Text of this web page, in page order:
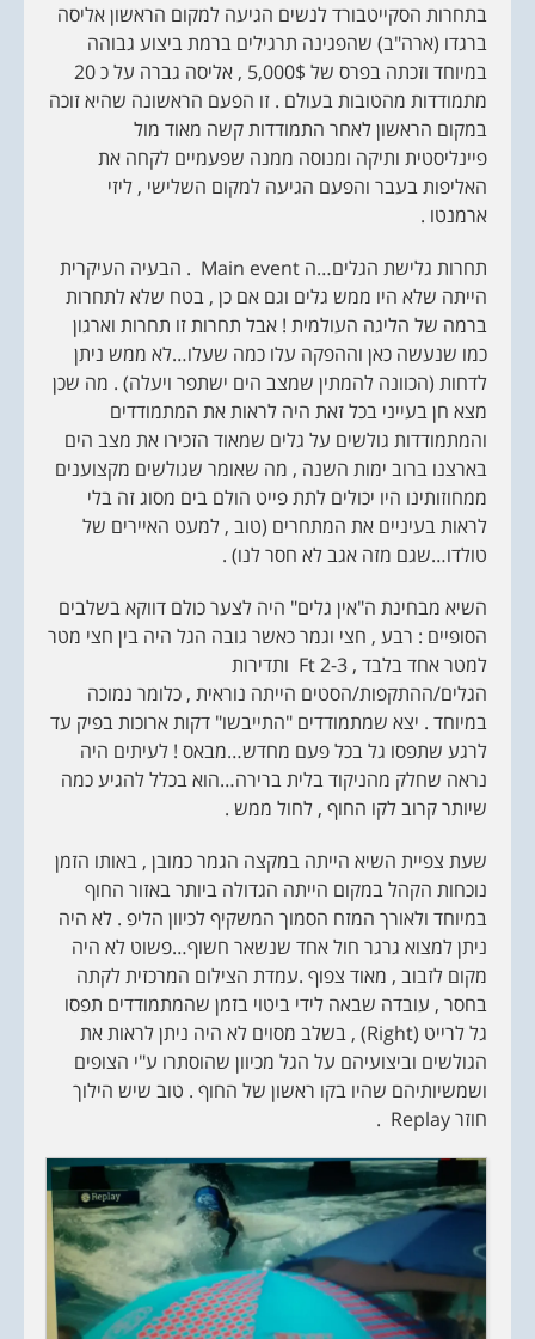
בתחרות הסקייטבורד לנשים הגיעה למקום הראשון אליסה
ברגדו (ארה"ב) שהפגינה תרגילים ברמת ביצוע גבוהה
במיוחד וזכתה בפרס של 5,000$ , אליסה גברה על כ 20
מתמודדות מהטובות בעולם . זו הפעם הראשונה שהיא זוכה
במקום הראשון לאחר התמודדות קשה מאוד מול
פיינליסטית ותיקה ומנוסה ממנה שפעמיים לקחה את
האליפות בעבר והפעם הגיעה למקום השלישי , ליזי
ארמנטו .
תחרות גלישת הגלים…ה Main event . הבעיה העיקרית
הייתה שלא היו ממש גלים וגם אם כן , בטח שלא לתחרות
ברמה של הליגה העולמית ! אבל תחרות זו תחרות וארגון
כמו שנעשה כאן וההפקה עלו כמה שעלו…לא ממש ניתן
לדחות (הכוונה להמתין שמצב הים ישתפר ויעלה) . מה שכן
מצא חן בעייני בכל זאת היה לראות את המתמודדים
והמתמודדות גולשים על גלים שמאוד הזכירו את מצב הים
בארצנו ברוב ימות השנה , מה שאומר שגולשים מקצוענים
ממחוזותינו היו יכולים לתת פייט הולם בים מסוג זה בלי
לראות בעיניים את המתחרים (טוב , למעט האיירים של
טולדו…שגם מזה אגב לא חסר לנו) .
השיא מבחינת ה"אין גלים" היה לצער כולם דווקא בשלבים
הסופיים : רבע , חצי וגמר כאשר גובה הגל היה בין חצי מטר
למטר אחד בלבד , 2-3 Ft ותדירות
הגלים/ההתקפות/הסטים הייתה נוראית , כלומר נמוכה
במיוחד . יצא שמתמודדים "התייבשו" דקות ארוכות בפיק עד
לרגע שתפסו גל בכל פעם מחדש…מבאס ! לעיתים היה
נראה שחלק מהניקוד בלית ברירה…הוא בכלל להגיע כמה
שיותר קרוב לקו החוף , לחול ממש .
שעת צפיית השיא הייתה במקצה הגמר כמובן , באותו הזמן
נוכחות הקהל במקום הייתה הגדולה ביותר באזור החוף
במיוחד ולאורך המזח הסמוך המשקיף לכיוון הליפ . לא היה
ניתן למצוא גרגר חול אחד שנשאר חשוף…פשוט לא היה
מקום לזבוב , מאוד צפוף .עמדת הצילום המרכזית לקתה
בחסר , עובדה שבאה לידי ביטוי בזמן שהמתמודדים תפסו
גל לרייט (Right) , בשלב מסוים לא היה ניתן לראות את
הגולשים וביצועיהם על הגל מכיוון שהוסתרו ע"י הצופים
ושמשיותיהם שהיו בקו ראשון של החוף . טוב שיש הילוך
חוזר Replay .